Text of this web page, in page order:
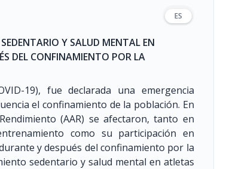
ES
Y SALUD MENTAL EN
DEL CONFINAMIENTO POR LA
19), fue declarada una emergencia
el confinamiento de la población. En
(AAR) se afectaron, tanto en
como su participación en
y después del confinamiento por la
sedentario y salud mental en atletas